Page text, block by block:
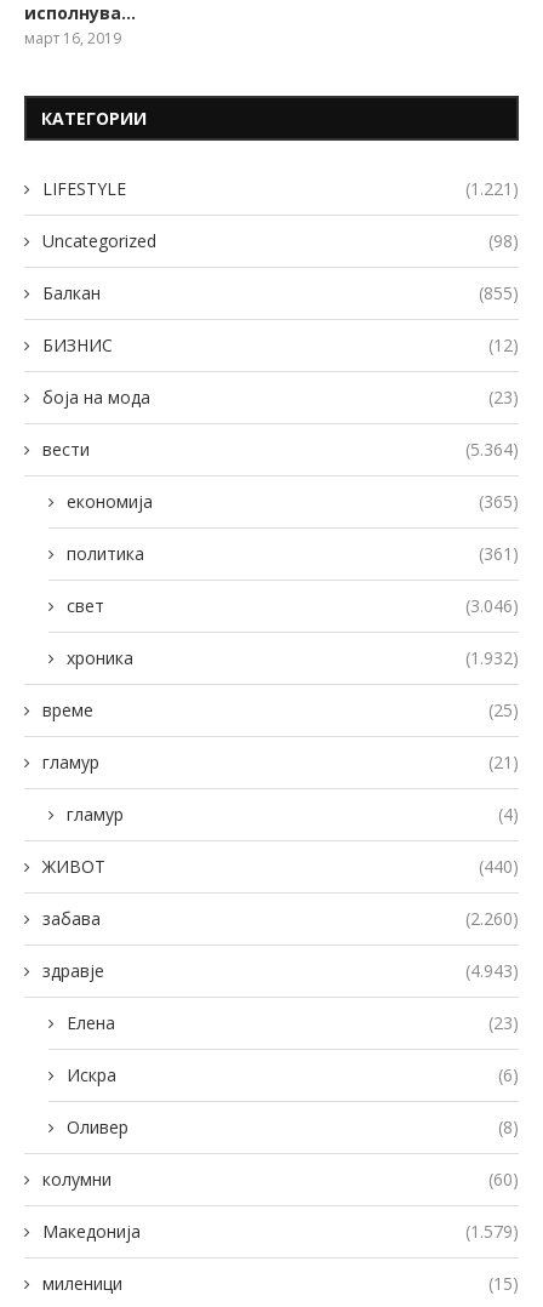
исполнува…
март 16, 2019
КАТЕГОРИИ
LIFESTYLE (1.221)
Uncategorized (98)
Балкан (855)
БИЗНИС (12)
боја на мода (23)
вести (5.364)
економија (365)
политика (361)
свет (3.046)
хроника (1.932)
време (25)
гламур (21)
гламур (4)
ЖИВОТ (440)
забава (2.260)
здравје (4.943)
Елена (23)
Искра (6)
Оливер (8)
колумни (60)
Македонија (1.579)
миленици (15)